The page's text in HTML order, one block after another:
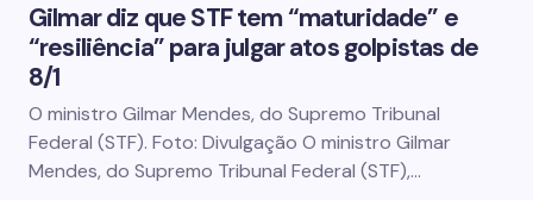
Gilmar diz que STF tem “maturidade” e
“resiliência” para julgar atos golpistas de
8/1
O ministro Gilmar Mendes, do Supremo Tribunal
Federal (STF). Foto: Divulgação O ministro Gilmar
Mendes, do Supremo Tribunal Federal (STF),…